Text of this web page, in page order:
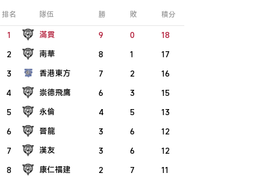
排名 隊伍 勝 敗 積分
1 滿貫 9 0
18
2
南華 8 1
17
3
香港東方 7 2
16
4
崇德飛鷹 6 3
15
5
永倫 4 5
13
6
晉龍 3 6
12
7
漢友 3 6
12
8
康仁福建 2 7
11